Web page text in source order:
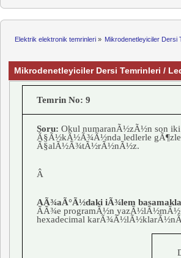
Elektrik elektronik temrinleri» Mikrodenetleyiciler Dersi
Mikrodenetleyiciler Dersi Temrinleri /
Temrin No: 9
Soru: Okul numaranÃ½zÃ½n son
Ã§Ã½kÃ½Ã¾Ã½nda ledlerle
Ã§alÃ½Ã¾tÃ½rÃ½nÃ½z.
Â
AÃ¾aÃ°Ã½daki iÃ¾lem
ÃÃ¾e programÃ½n
hexadecimal